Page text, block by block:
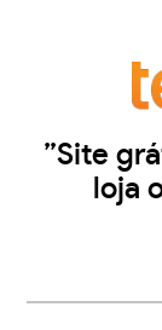
”Site
loja